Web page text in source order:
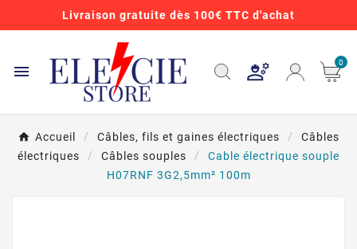
Livraison gratuite dès 100€ TTC d'achat
 0
Accueil Câbles, fils et gaines électriques
Câbles
électriques
Câbles souples
Cable électrique souple
H07RNF 3G2,5mm² 100m